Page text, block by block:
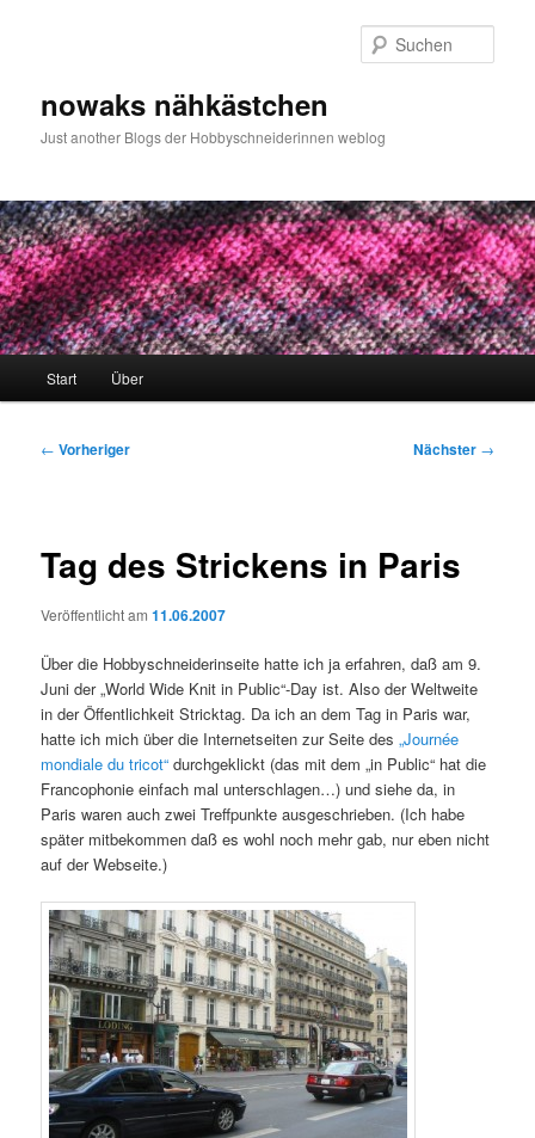
nowaks nähkästchen
Just another Blogs der Hobbyschneiderinnen weblog
Start Über
Beitragsnavigation
← Vorheriger Nächster →
Tag des Strickens in Paris
Veröffentlicht am11.06.2007
Über die Hobbyschneiderinseite hatte ich ja erfahren, daß am 9.
Juni der „World Wide Knit in Public“-Day ist. Also der Weltweite
in der Öffentlichkeit Stricktag. Da ich an dem Tag in Paris war,
hatte ich mich über die Internetseiten zur Seite des„Journée
mondiale du tricot“ durchgeklickt (das mit dem „in Public“ hat die
Francophonie einfach mal unterschlagen…) und siehe da, in
Paris waren auch zwei Treffpunkte ausgeschrieben. (Ich habe
später mitbekommen daß es wohl noch mehr gab, nur eben nicht
auf der Webseite.)